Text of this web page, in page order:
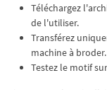
Téléchargez
de l'utiliser.
Transférez
machine à broder.
Testez le motif